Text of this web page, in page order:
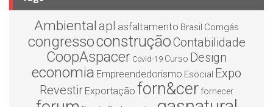
Ambiental apl asfaltamento Brasil Comgás
congressoconstruçãoContabilidade
CoopAspacer Covid-19 Curso Design
economia Empreendedorismo Esocial Expo
Revestir Exportação forn&cer fornecer